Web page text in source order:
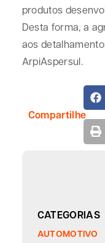
produtos
Desta forma, a
aos
ArpiAspersul.
Compartilhe
CATEGORIAS
AUTOMOTIVO